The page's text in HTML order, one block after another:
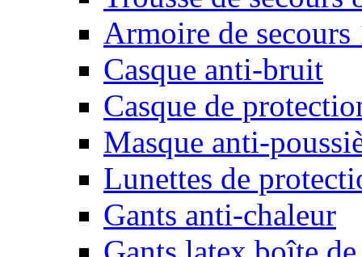
Armoire de secours
Casque anti-bruit
Casque de
Masque anti-
Lunettes de
Gants anti-chaleur